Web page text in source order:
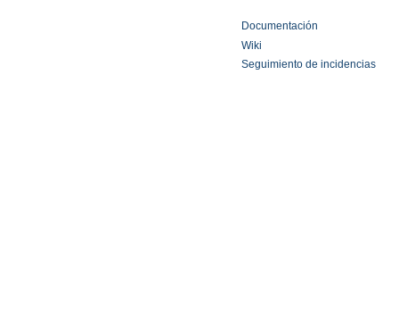
Documentación
Wiki
Seguimiento de incidencias